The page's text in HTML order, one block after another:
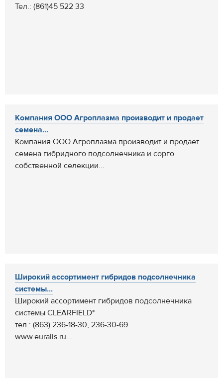
Тел.: (861)45 522 33
Компания ООО Агроплазма производит и продает
семена...
Компания ООО Агроплазма производит и продает
семена гибридного подсолнечника и сорго
собственной селекции...
Широкий ассортимент гибридов подсолнечника
системы...
Широкий ассортимент гибридов подсолнечника
системы CLEARFIELD*
тел.: (863) 236-18-30, 236-30-69
www.euralis.ru...